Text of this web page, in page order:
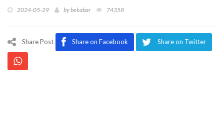
2024-05-29 bybekabar 74358
Share Post Share on Facebook Share on Twitter